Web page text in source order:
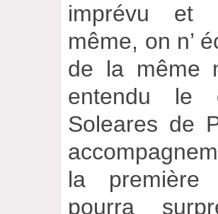
imprévu et
même, on n’
de la même
entendu le
Soleares de
la première
pourra